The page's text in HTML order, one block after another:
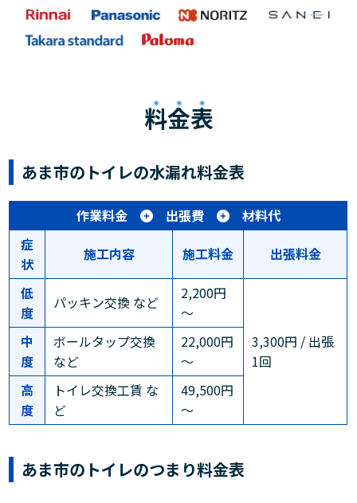
料金表
あま市のトイレの水漏れ料金表
作業料金 出張費
材料代
症
状
施工内容 施工料金 出張料金
低
度
パッキン交換 など
2,200円
～
3,300円 / 出張
1回
中
度
ボールタップ交換
など
22,000円
～
高
度
トイレ交換工賃 な
ど
49,500円
～
あま市のトイレのつまり料金表